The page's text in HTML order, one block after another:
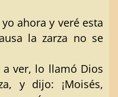
ahora y veré esta
la zarza no se
a ver, lo llamó Dios
y dijo: ¡Moisés,